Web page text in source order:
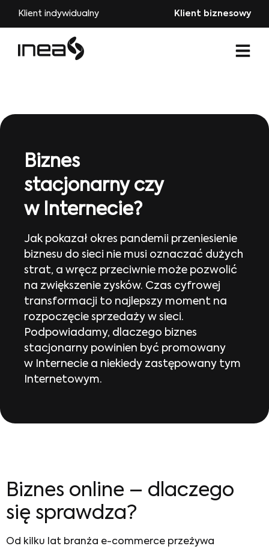
Klient indywidualny Klient biznesowy
Biznes
stacjonarny czy
w Internecie?
Jak pokazał okres pandemii przeniesienie
biznesu do sieci nie musi oznaczać dużych
strat, a wręcz przeciwnie może pozwolić
na zwiększenie zysków. Czas cyfrowej
transformacji to najlepszy moment na
rozpoczęcie sprzedaży w sieci.
Podpowiadamy, dlaczego biznes
stacjonarny powinien być promowany
w Internecie a niekiedy zastępowany tym
Internetowym.
Biznes online – dlaczego
się sprawdza?
Od kilku lat branża e-commerce przeżywa